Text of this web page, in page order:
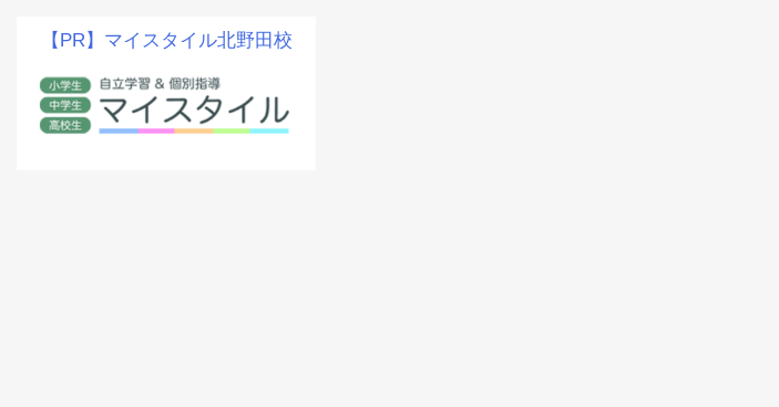
【PR】マイスタイル北野田校